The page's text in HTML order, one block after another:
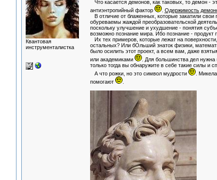
Квантовая
инструменталистка
Что касается демонов, как таковых, то демон
антиэнтропийный фактор
. Одержимость
В отличие от блаженных, которые закатили
обуреваемы жаждой преобразовательской
поскольку улучшение и ухудшение - понятия
возможно познание мира. Ибо познание -
Их тех примеров, которые лежат на
остальных? Или бОльший знаток физики,
было осилить этот проект, а всем вам, даже
или академиками
. Для большинства дел
только тогда вы обнаружите в себе такие силы и
А что рожки, но это символ мудрости
.
помогают
.